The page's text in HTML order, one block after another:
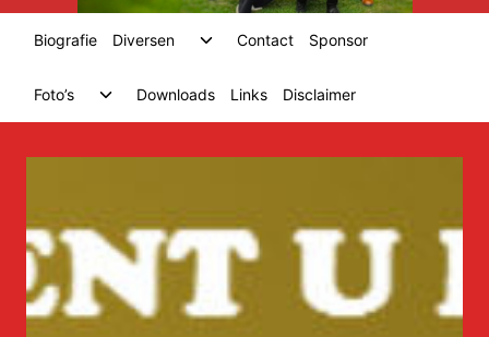
Biografie Diversen
ToggleContact Sponsor
Foto’s
ToggleDownloads Links Disclaimer